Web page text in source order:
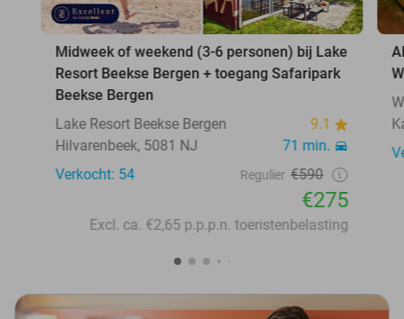
Midweek of weekend (3-6 personen) bij Lake
Resort Beekse Bergen + toegang Safaripark
Beekse Bergen
Lake Resort Beekse Bergen
9.1
Hilvarenbeek, 5081 NJ
71 min.
Verkocht: 54
Regulier €590
€275
Excl. ca. €2,65 p.p.p.n. toeristenbelasting